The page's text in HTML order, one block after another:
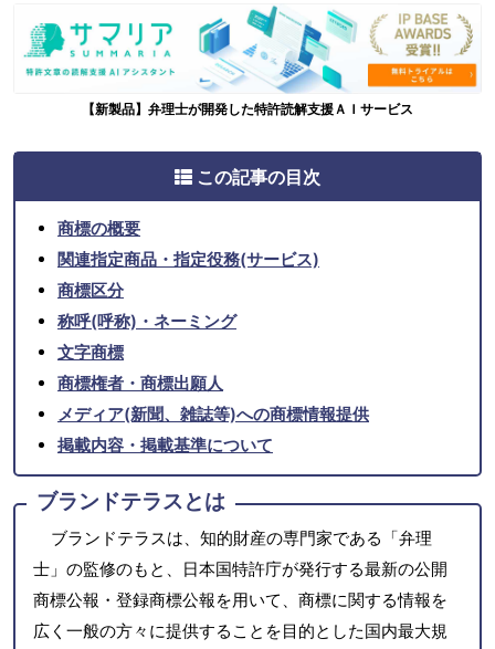
【新製品】弁理士が開発した特許読解支援ＡＩサービス
この記事の目次
商標の概要
関連指定商品・指定役務(サービス)
商標区分
称呼(呼称)・ネーミング
文字商標
商標権者・商標出願人
メディア(新聞、雑誌等)への商標情報提供
掲載内容・掲載基準について
ブランドテラスとは
ブランドテラスは、知的財産の専門家である「弁理
士」の監修のもと、日本国特許庁が発行する最新の公開
商標公報・登録商標公報を用いて、商標に関する情報を
広く一般の方々に提供することを目的とした国内最大規